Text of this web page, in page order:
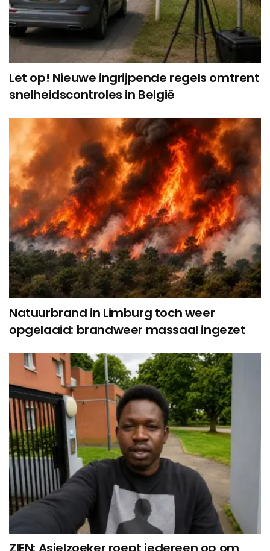
Let op! Nieuwe ingrijpende regels omtrent
snelheidscontroles in België
Natuurbrand in Limburg toch weer
opgelaaid: brandweer massaal ingezet